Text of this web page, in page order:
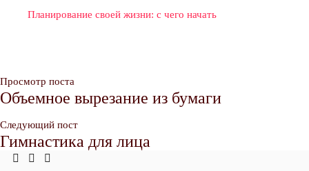
Планирование своей жизни: с чего начать
Просмотр поста
Объемное вырезание из бумаги
Следующий пост
Гимнастика для лица